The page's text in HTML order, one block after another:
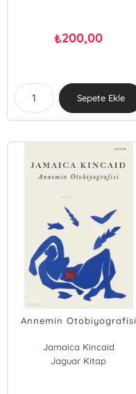
₺200,00
Sepete Ekle
Annemin Otobiyografisi
Jamaica Kincaid
Jaguar Kitap